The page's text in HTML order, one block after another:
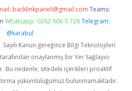
backlinkpaneli@gmail.com Teams:
Whatsapp: 0262 606 0 726 Telegram:
@karabul
Sayılı Kanun gereğince Bilgi Teknolojileri
onaylanmış bir Yer Sağlayıcı
Bu nedenle, sitedeki içerikleri proaktif
yükümlülüğümüz bulunmamaktadır.